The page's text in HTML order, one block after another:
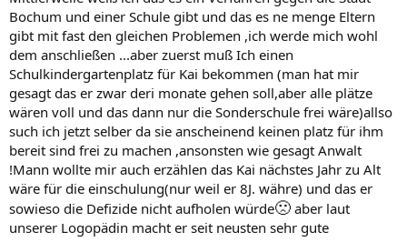
Bochum und einer Schule gibt und das es ne menge Eltern
gibt mit fast den gleichen Problemen ,ich werde mich wohl
dem anschließen ...aber zuerst muß Ich einen
Schulkindergartenplatz für Kai bekommen (man hat mir
gesagt das er zwar deri monate gehen soll,aber alle plätze
wären voll und das dann nur die Sonderschule frei wäre)allso
such ich jetzt selber da sie anscheinend keinen platz für ihm
bereit sind frei zu machen ,ansonsten wie gesagt Anwalt
!Mann wollte mir auch erzählen das Kai nächstes Jahr zu Alt
wäre für die einschulung(nur weil er 8J. währe) und das er
sowieso die Defizide nicht aufholen würde🙁 aber laut
unserer Logopädin macht er seit neusten sehr gute